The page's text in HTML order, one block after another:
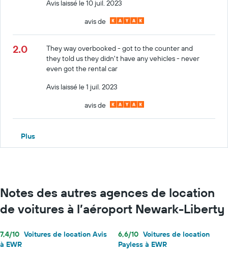
Avis laissé le 10 juil. 2023
avis de
2.0
They way overbooked - got to the counter and
they told us they didn't have any vehicles - never
even got the rental car
Avis laissé le 1 juil. 2023
avis de
Plus
Notes des autres agences de location
de voitures à l’aéroport Newark-Liberty
7,4/10 Voitures de location Avis
à EWR
6,6/10 Voitures de location
Payless à EWR